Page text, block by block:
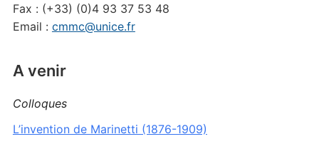
Fax : (+33) (0)4 93 37 53 48
Email : cmmc@unice.fr
A venir
Colloques
L’invention de Marinetti (1876-1909)